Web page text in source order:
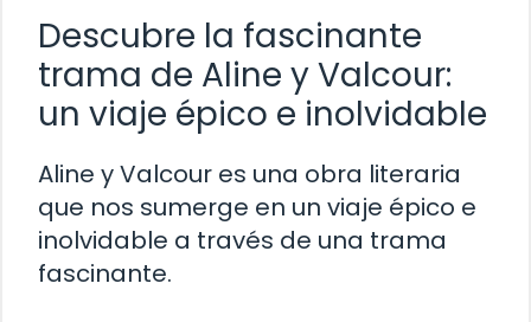
Descubre la fascinante
trama de Aline y Valcour:
un viaje épico e inolvidable
Aline y Valcour es una obra literaria
que nos sumerge en un viaje épico e
inolvidable a través de una trama
fascinante.